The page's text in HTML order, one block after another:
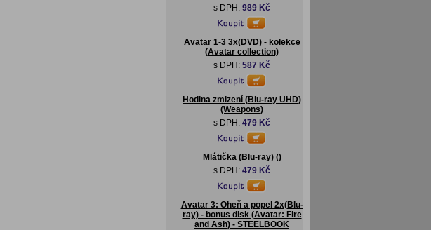
s DPH: 989 Kč
Avatar 1-3 3x(DVD) - kolekce
(Avatar collection)
s DPH: 587 Kč
Hodina zmizení (Blu-ray UHD)
(Weapons)
s DPH: 479 Kč
Mlátička (Blu-ray) ()
s DPH: 479 Kč
Avatar 3: Oheň a popel 2x(Blu-
ray) - bonus disk (Avatar: Fire
and Ash) - STEELBOOK